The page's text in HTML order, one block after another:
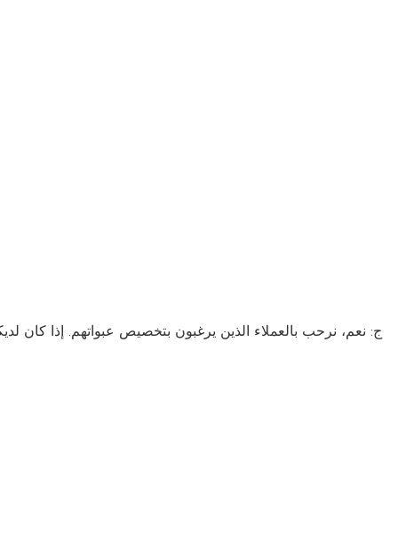
ج: نعم، نرحب بالعملاء الذين يرغبون بتخصيص عبواتهم. إذا كان